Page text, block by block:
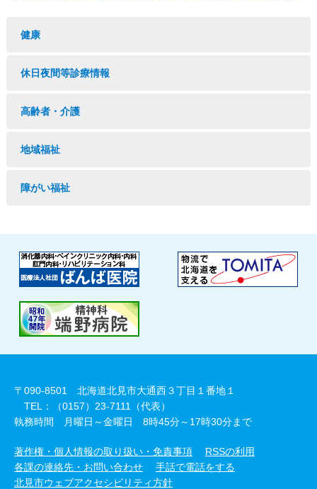
健康
休日夜間等診療情報
高齢者・介護
地域福祉
障がい福祉
〒090-8501 北海道北見市大通西３丁目１番地１
TEL：（0157）23-7111（代表）
執務時間 月曜日～金曜日 8時45分～17時30分まで
著作権・個人情報の取り扱い・免責事項
RSSの利用
各課の連絡先・お問い合わせ
手話で電話をする
北見市ウェブアクセシビリティ方針